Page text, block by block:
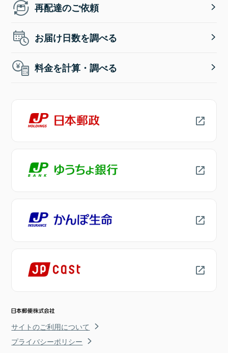
再配達のご依頼
お届け日数を調べる
料金を計算・調べる
サイトのご利用について
プライバシーポリシー